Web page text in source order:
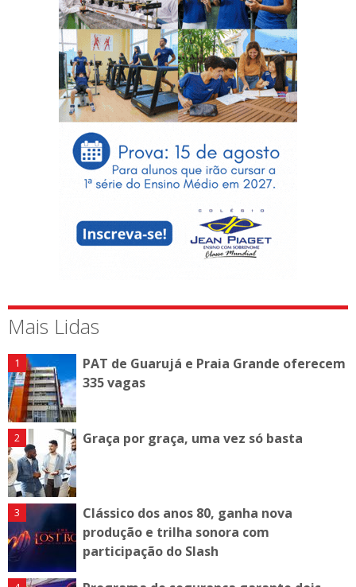
Mais Lidas
PAT de Guarujá e Praia Grande oferecem
335 vagas
Graça por graça, uma vez só basta
Clássico dos anos 80, ganha nova
produção e trilha sonora com
participação do Slash